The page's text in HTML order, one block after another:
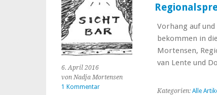
6. April 2016
von Nadja Mortensen
1 Kommentar
Vorhang auf
bekommen in
Mortensen,
van Lente und
Kategorien: Alle